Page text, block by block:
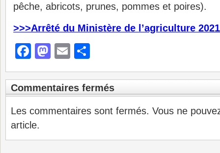
pêche, abricots, prunes, pommes et poires).
>>>Arrêté du Ministère de l’agriculture
Facebook
Mastodon
Email
Commentaires fermés
Les commentaires sont fermés. Vous ne
article.